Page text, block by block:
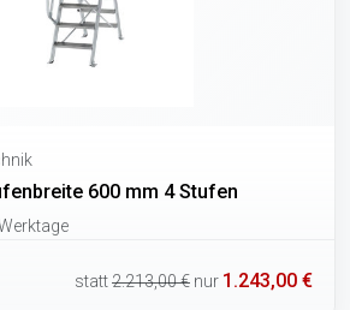
600 mm 4 Stufen
statt2.213,00 € nur 1.243,00 €